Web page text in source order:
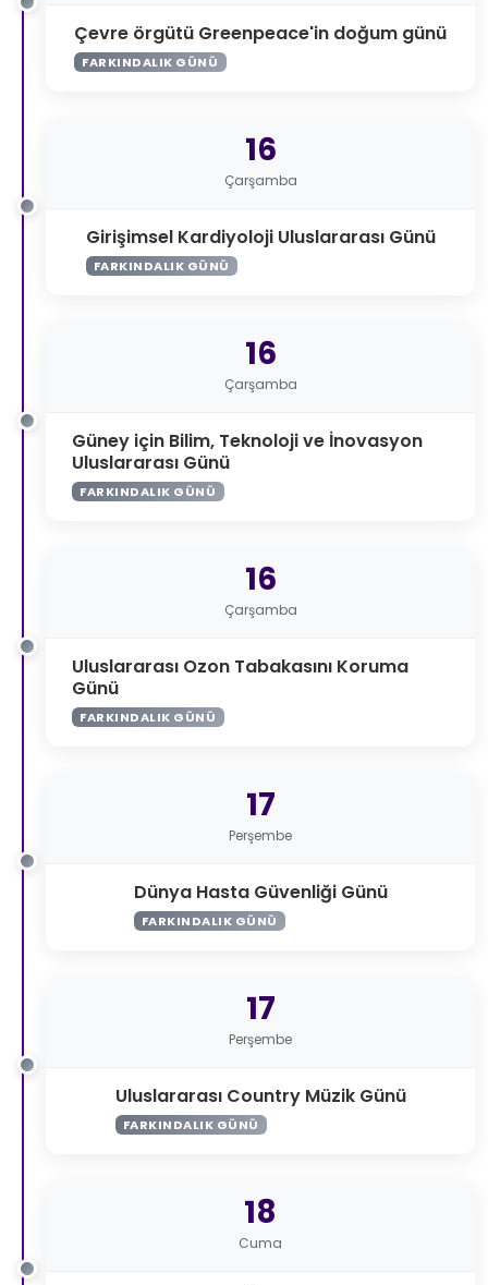
Çevre örgütü Greenpeace'in doğum günü
FARKINDALIK GÜNÜ
16
Çarşamba
Girişimsel Kardiyoloji Uluslararası Günü
FARKINDALIK GÜNÜ
16
Çarşamba
Güney için Bilim, Teknoloji ve İnovasyon
Uluslararası Günü
FARKINDALIK GÜNÜ
16
Çarşamba
Uluslararası Ozon Tabakasını Koruma
Günü
FARKINDALIK GÜNÜ
17
Perşembe
Dünya Hasta Güvenliği Günü
FARKINDALIK GÜNÜ
17
Perşembe
Uluslararası Country Müzik Günü
FARKINDALIK GÜNÜ
18
Cuma